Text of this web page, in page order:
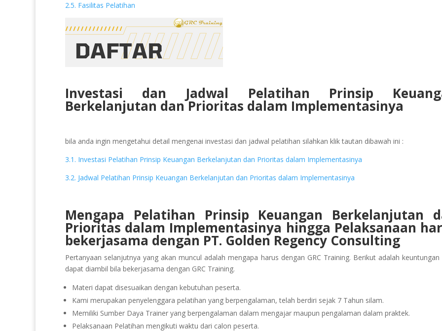
2.5. Fasilitas Pelatihan
Investasi dan Jadwal Pelatihan Prinsip
Berkelanjutan dan Prioritas dalam Implementasinya
bila anda ingin mengetahui detail mengenai investasi dan jadwal pelatihan silahkan klik tautan dibawah ini :
3.1. Investasi Pelatihan Prinsip Keuangan Berkelanjutan dan Prioritas dalam Implementasinya
3.2. Jadwal Pelatihan Prinsip Keuangan Berkelanjutan dan Prioritas dalam Implementasinya
Mengapa Pelatihan Prinsip Keuangan Berkelanjutan
Prioritas dalam Implementasinya hingga Pelaksanaan
bekerjasama dengan PT. Golden Regency Consulting
Pertanyaan selanjutnya yang akan muncul adalah mengapa harus dengan GRC Training. Berikut adalah keuntungan
dapat diambil bila bekerjasama dengan GRC Training.
Materi dapat disesuaikan dengan kebutuhan peserta.
Kami merupakan penyelenggara pelatihan yang berpengalaman, telah berdiri sejak 7 Tahun silam.
Memiliki Sumber Daya Trainer yang berpengalaman dalam mengajar maupun pengalaman dalam praktek.
Pelaksanaan Pelatihan mengikuti waktu dari calon peserta.